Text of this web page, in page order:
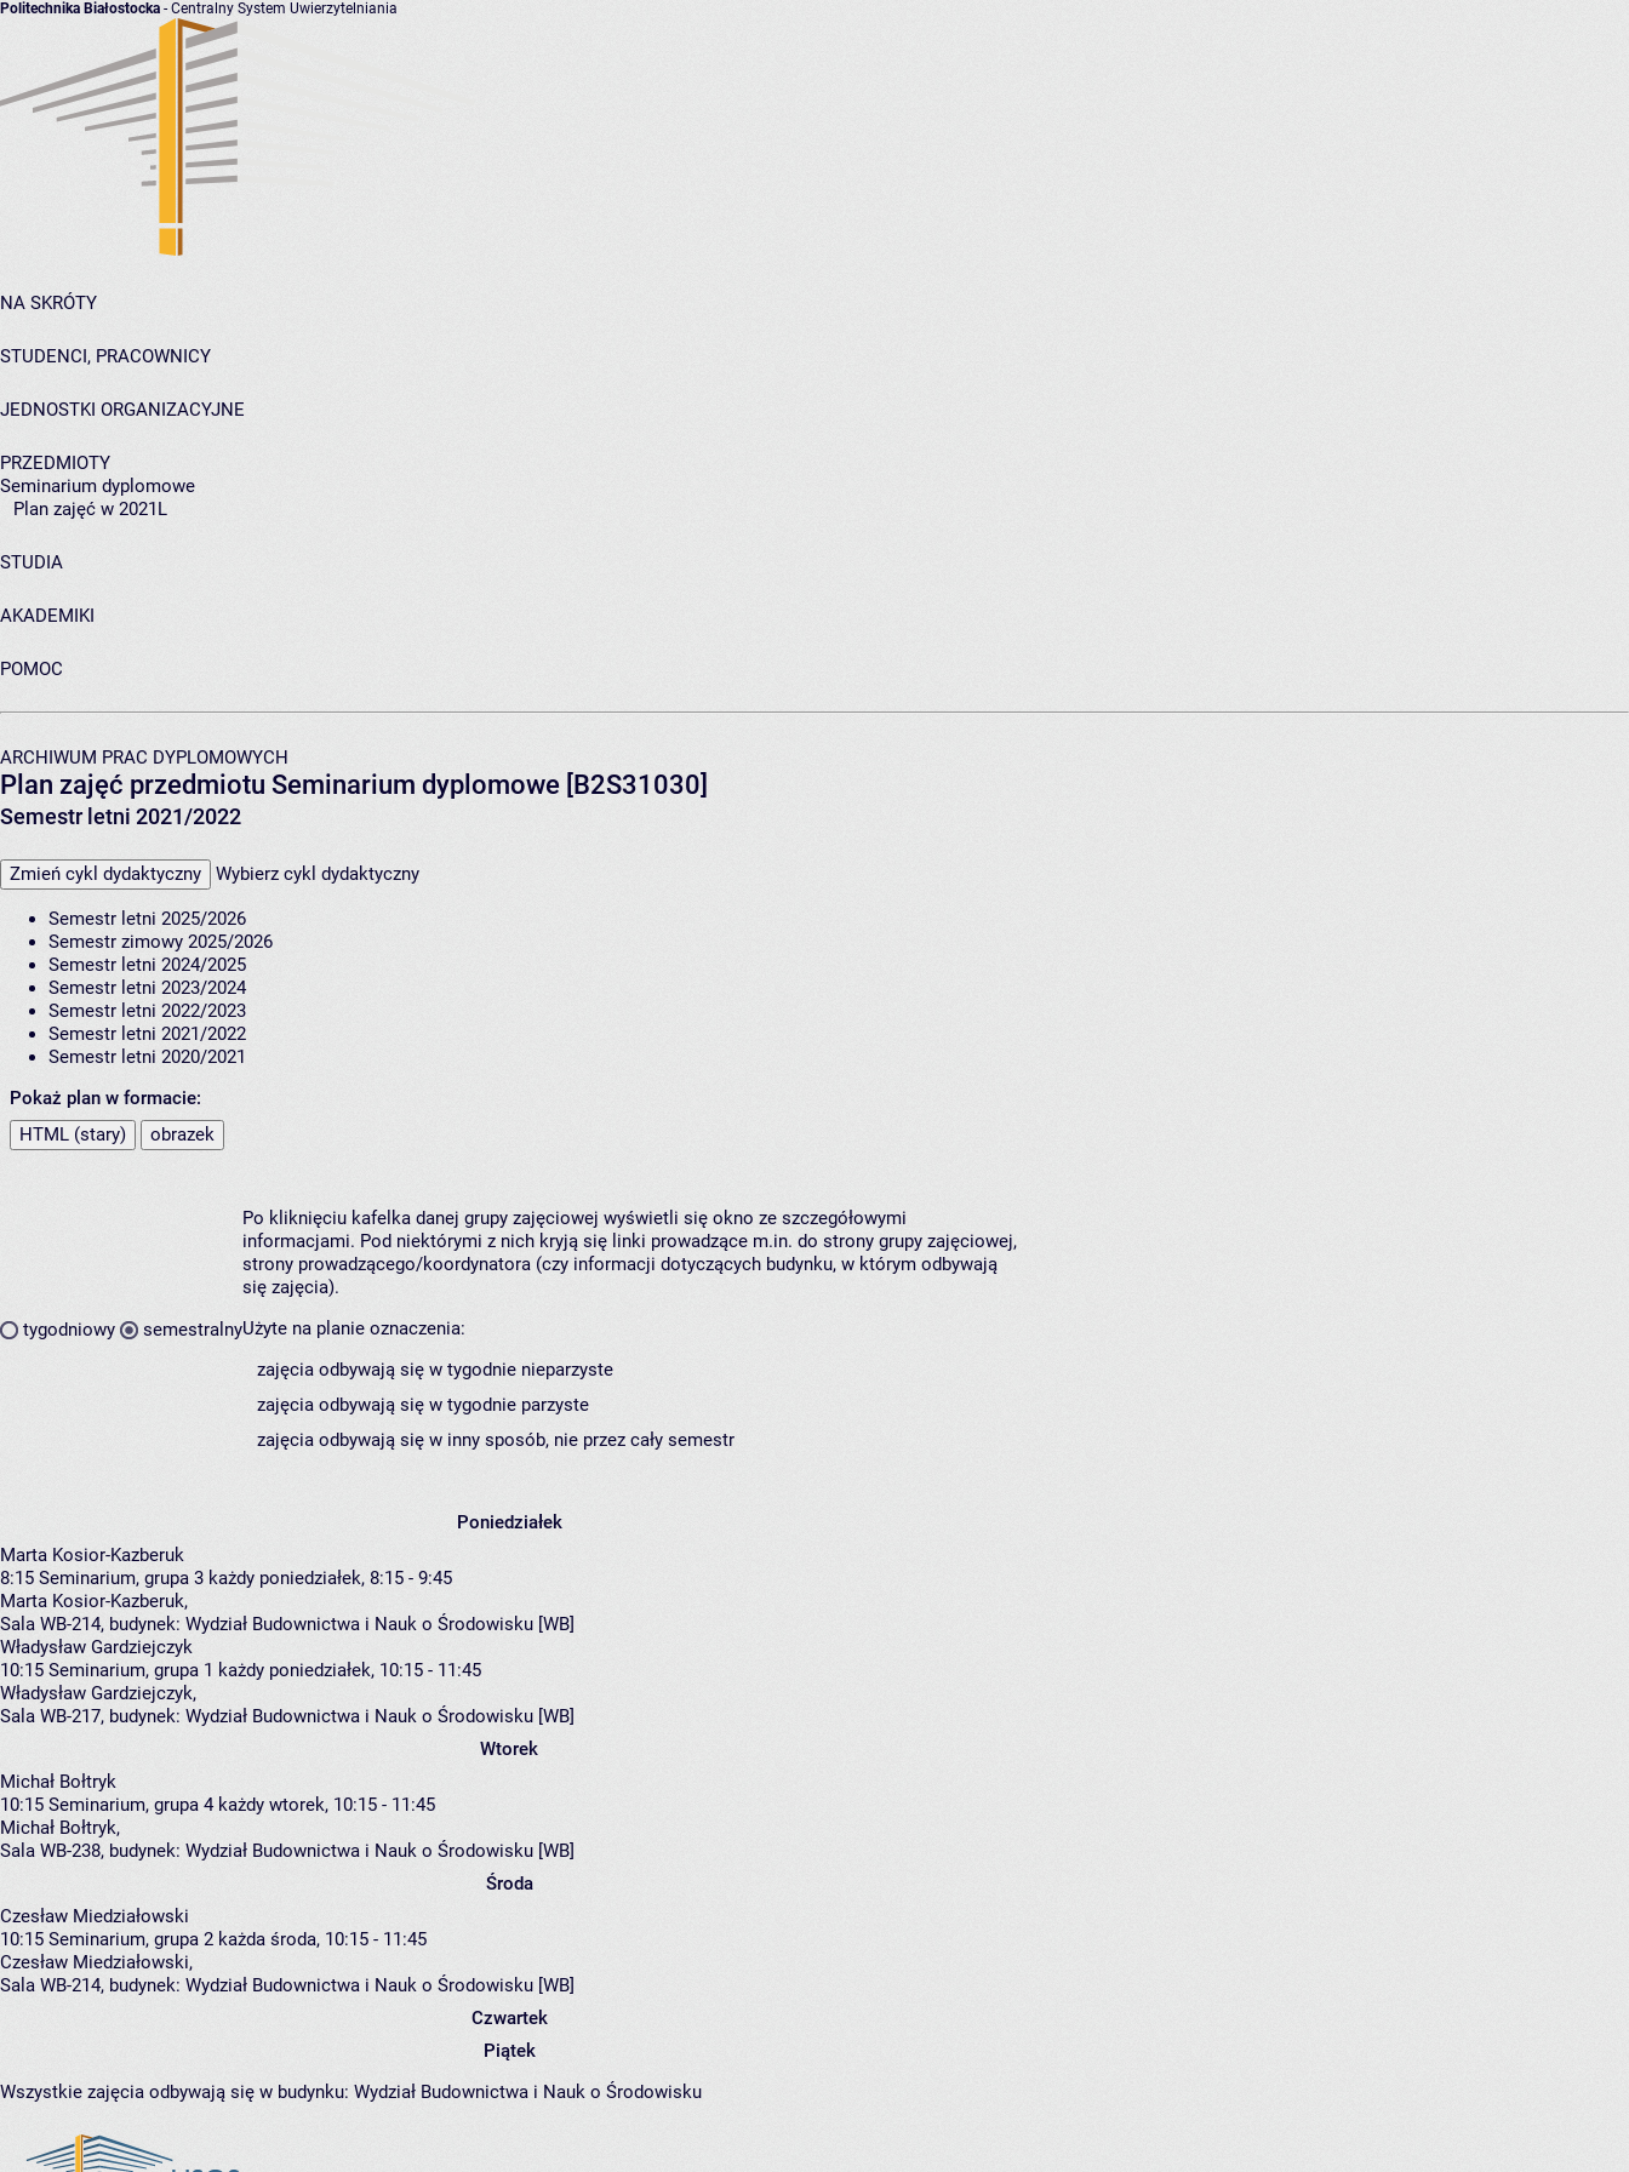
Politechnika Białostocka - Centralny System Uwierzytelniania
NA SKRÓTY
STUDENCI, PRACOWNICY
JEDNOSTKI ORGANIZACYJNE
PRZEDMIOTY
Seminarium dyplomowe
Plan zajęć w 2021L
STUDIA
AKADEMIKI
POMOC
ARCHIWUM PRAC DYPLOMOWYCH
Plan zajęć przedmiotu Seminarium dyplomowe [B2S31030]
Semestr letni 2021/2022
Zmień cykl dydaktyczny Wybierz cykl dydaktyczny
Semestr letni 2025/2026
Semestr zimowy 2025/2026
Semestr letni 2024/2025
Semestr letni 2023/2024
Semestr letni 2022/2023
Semestr letni 2021/2022
Semestr letni 2020/2021
Pokaż plan w formacie:
HTML (stary)
obrazek
tygodniowy semestralny
Po kliknięciu kafelka danej grupy zajęciowej wyświetli się okno ze szczegółowymi
informacjami. Pod niektórymi z nich kryją się linki prowadzące m.in. do strony grupy zajęciowej,
strony prowadzącego/koordynatora (czy informacji dotyczących budynku, w którym odbywają
się zajęcia).
Użyte na planie oznaczenia:
zajęcia odbywają się w tygodnie nieparzyste
zajęcia odbywają się w tygodnie parzyste
zajęcia odbywają się w inny sposób, nie przez cały semestr
Poniedziałek
Marta Kosior-Kazberuk
8:15 Seminarium, grupa 3 każdy poniedziałek, 8:15 - 9:45
Marta Kosior-Kazberuk,
Sala WB-214, budynek: Wydział Budownictwa i Nauk o Środowisku [WB]
Władysław Gardziejczyk
10:15 Seminarium, grupa 1 każdy poniedziałek, 10:15 - 11:45
Władysław Gardziejczyk,
Sala WB-217, budynek: Wydział Budownictwa i Nauk o Środowisku [WB]
Wtorek
Michał Bołtryk
10:15 Seminarium, grupa 4 każdy wtorek, 10:15 - 11:45
Michał Bołtryk,
Sala WB-238, budynek: Wydział Budownictwa i Nauk o Środowisku [WB]
Środa
Czesław Miedziałowski
10:15 Seminarium, grupa 2 każda środa, 10:15 - 11:45
Czesław Miedziałowski,
Sala WB-214, budynek: Wydział Budownictwa i Nauk o Środowisku [WB]
Czwartek
Piątek
Wszystkie zajęcia odbywają się w budynku: Wydział Budownictwa i Nauk o Środowisku